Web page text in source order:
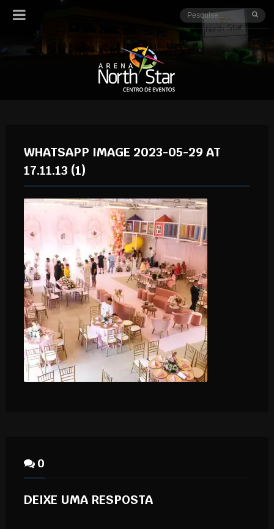
WHATSAPP IMAGE 2023-05-29 AT
17.11.13 (1)
0
DEIXE UMA RESPOSTA